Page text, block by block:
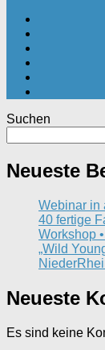
Suchen
Neueste
Webinar in
40 fertige
Workshop
„Wild
Neueste
Es sind keine